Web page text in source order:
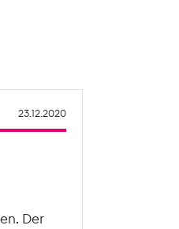
23.12.2020
Der